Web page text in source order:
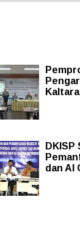
DKISP
dan AI